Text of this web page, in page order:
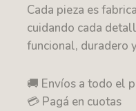
Cada pieza es
cuidando cada
funcional, duradero
🚚 Envíos a todo el
💳 Pagá en cuotas